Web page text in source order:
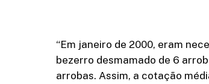
“Em janeiro de 2000, eram
bezerro desmamado de 6
arrobas. Assim, a cotação